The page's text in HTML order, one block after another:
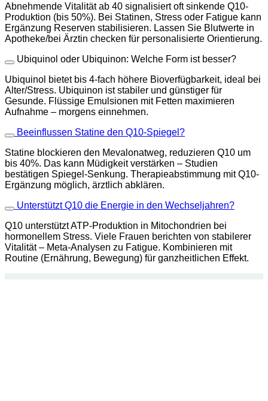
Abnehmende Vitalität ab 40 signalisiert oft sinkende Q10-
Produktion (bis 50%). Bei Statinen, Stress oder Fatigue kann
Ergänzung Reserven stabilisieren. Lassen Sie Blutwerte in
Apotheke/bei Ärztin checken für personalisierte Orientierung.
Ubiquinol oder Ubiquinon: Welche Form ist besser?
Ubiquinol bietet bis 4-fach höhere Bioverfügbarkeit, ideal bei
Alter/Stress. Ubiquinon ist stabiler und günstiger für
Gesunde. Flüssige Emulsionen mit Fetten maximieren
Aufnahme – morgens einnehmen.
Beeinflussen Statine den Q10-Spiegel?
Statine blockieren den Mevalonatweg, reduzieren Q10 um
bis 40%. Das kann Müdigkeit verstärken – Studien
bestätigen Spiegel-Senkung. Therapieabstimmung mit Q10-
Ergänzung möglich, ärztlich abklären.
Unterstützt Q10 die Energie in den Wechseljahren?
Q10 unterstützt ATP-Produktion in Mitochondrien bei
hormonellem Stress. Viele Frauen berichten von stabilerer
Vitalität – Meta-Analysen zu Fatigue. Kombinieren mit
Routine (Ernährung, Bewegung) für ganzheitlichen Effekt.